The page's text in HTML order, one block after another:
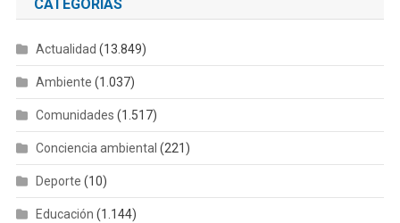
CATEGORÍAS
Actualidad (13.849)
Ambiente (1.037)
Comunidades (1.517)
Conciencia ambiental (221)
Deporte (10)
Educación (1.144)